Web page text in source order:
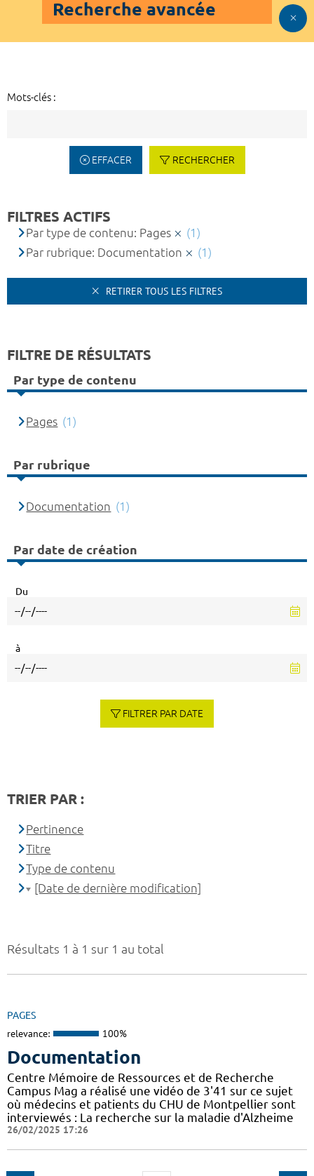
Recherche avancée
Mots-clés :
EFFACER RECHERCHER
Résultats 1 à 1 sur 1 au total
PAGES
relevance: 100%
Documentation
Centre Mémoire de Ressources et de Recherche
Campus Mag a réalisé une vidéo de 3'41 sur ce sujet
où médecins et patients du CHU de Montpellier sont
interviewés : La recherche sur la maladie d'Alzheime
26/02/2025 17:26
FILTRES ACTIFS
Par type de contenu: Pages
(1)
Par rubrique: Documentation
(1)
RETIRER TOUS LES FILTRES
FILTRE DE RÉSULTATS
Par type de contenu
Pages (1)
Par rubrique
Documentation (1)
Par date de création
Du
à
FILTRER PAR DATE
TRIER PAR :
Pertinence
Titre
Type de contenu
[Date de dernière modification]